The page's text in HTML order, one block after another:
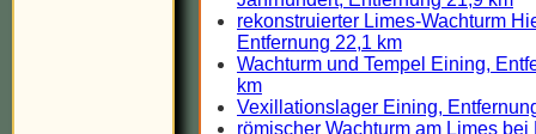
rekonstruierter Limes-Wachturm
Entfernung 22,1 km
Wachturm und Tempel Eining,
km
Vexillationslager Eining,
römischer Wachturm am Limes bei